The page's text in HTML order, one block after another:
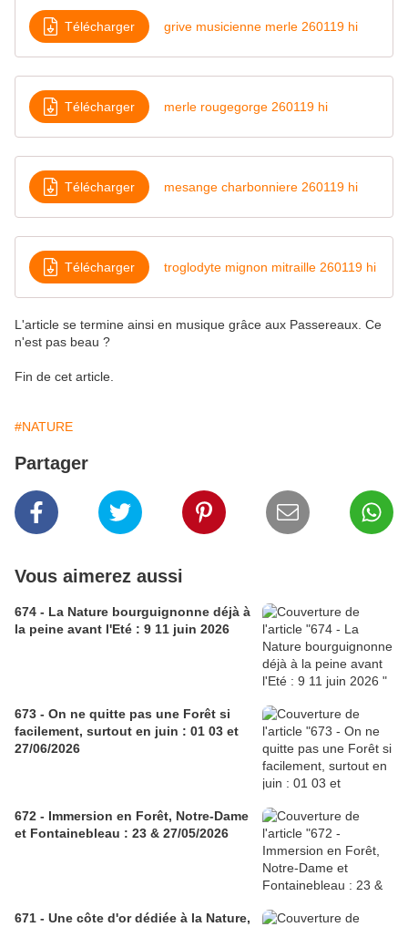
Télécharger grive musicienne merle 260119 hi
Télécharger merle rougegorge 260119 hi
Télécharger mesange charbonniere 260119 hi
Télécharger troglodyte mignon mitraille 260119 hi
L'article se termine ainsi en musique grâce aux Passereaux. Ce
n'est pas beau ?
Fin de cet article.
#NATURE
Partager
Vous aimerez aussi
674 - La Nature bourguignonne déjà à
la peine avant l'Eté : 9 11 juin 2026
673 - On ne quitte pas une Forêt si
facilement, surtout en juin : 01 03 et
27/06/2026
672 - Immersion en Forêt, Notre-Dame
et Fontainebleau : 23 & 27/05/2026
671 - Une côte d'or dédiée à la Nature,